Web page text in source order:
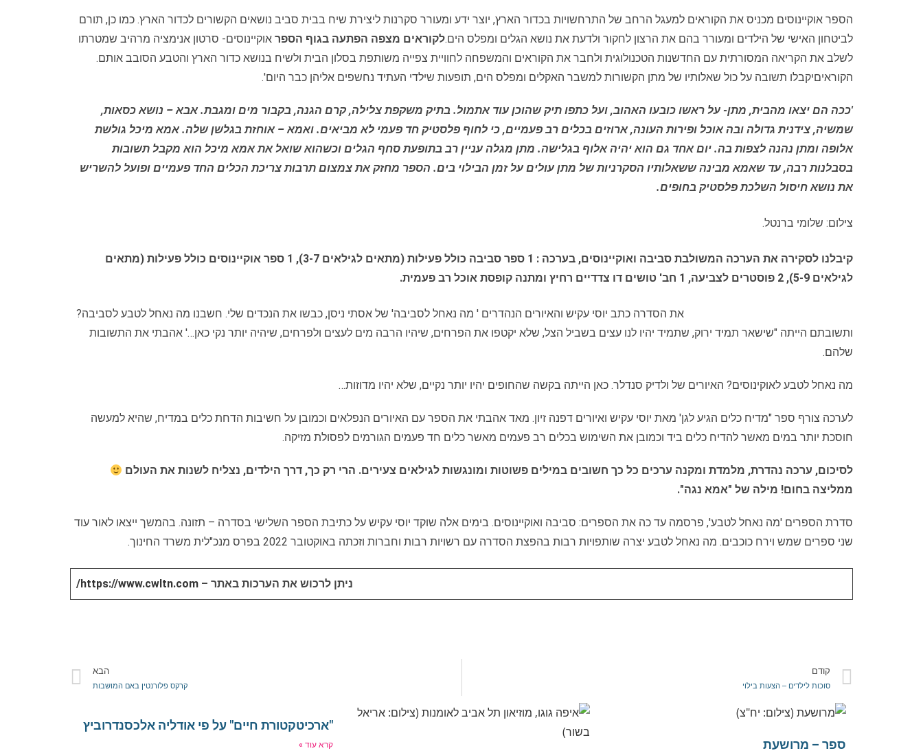
הספר אוקיינוסים מכניס את הקוראים למעגל הרחב של התרחשויות בכדור הארץ, יוצר ידע ומעורר סקרנות ליצירת שיח בבית סביב נושאים הקשורים לכדור הארץ. כמו כן, תורם
לביטחון האישי של הילדים ומעורר בהם את הרצון לחקור ולדעת את נושא הגלים ומפלס הים.לקוראים מצפה הפתעה בגוף הספר אוקיינוסים- סרטון אנימציה מרהיב שמטרתו
לשלב את הקריאה המסורתית עם החדשנות הטכנולוגית ולחבר את הקוראים והמשפחה לחוויית צפייה משותפת בסלון הבית ולשיח בנושא כדור הארץ והטבע הסובב אותם.
הקוראיםיקבלו תשובה על כול שאלותיו של מתן הקשורות למשבר האקלים ומפלס הים, תופעות שילדי העתיד נחשפים אליהן כבר היום'.
'ככה הם יצאו מהבית, מתן- על ראשו כובעו האהוב, ועל כתפו תיק שהוכן עוד אתמול. בתיק משקפת צלילה, קרם הגנה, בקבור מים ומגבת. אבא – נושא כסאות,
שמשיה, צידנית גדולה ובה אוכל ופירות העונה, ארוזים בכלים רב פעמיים, כי לחוף פלסטיק חד פעמי לא מביאים. ואמא – אוחזת בגלשן שלה. אמא מיכל גולשת
אלופה ומתן נהנה לצפות בה. יום אחד גם הוא יהיה אלוף בגלישה. מתן מגלה עניין רב בתופעת סחף הגלים וכשהוא שואל את אמא מיכל הוא מקבל תשובות
בסבלנות רבה, עד שאמא מבינה ששאלותיו הסקרניות של מתן עולים על זמן הבילוי בים. הספר מחזק את צמצום תרבות צריכת הכלים החד פעמיים ופועל להשריש
את נושא חיסול השלכת פלסטיק בחופים.
צילום: שלומי ברנטל.
קיבלנו לסקירה את הערכה המשולבת סביבה ואוקיינוסים, בערכה : 1 ספר סביבה כולל פעילות (מתאים לגילאים 3-7), 1 ספר אוקיינוסים כולל פעילות (מתאים
לגילאים 5-9), 2 פוסטרים לצביעה, 1 חב' טושים דו צדדיים רחיץ ומתנה קופסת אוכל רב פעמית.
את הסדרה כתב יוסי עקיש והאיורים הנהדרים ' מה נאחל לסביבה' של אסתי ניסן, כבשו את הנכדים שלי. חשבנו מה נאחל לטבע לסביבה?
ותשובתם הייתה "שישאר תמיד ירוק, שתמיד יהיו לנו עצים בשביל הצל, שלא יקטפו את הפרחים, שיהיו הרבה מים לעצים ולפרחים, שיהיה יותר נקי כאן…' אהבתי את התשובות
שלהם.
מה נאחל לטבע לאוקינוסים? האיורים של ולדיק סנדלר. כאן הייתה בקשה שהחופים יהיו יותר נקיים, שלא יהיו מדוזות…
לערכה צורף ספר "מדיח כלים הגיע לגן' מאת יוסי עקיש ואיורים דפנה זיון. מאד אהבתי את הספר עם האיורים הנפלאים וכמובן על חשיבות הדחת כלים במדיח, שהיא למעשה
חוסכת יותר במים מאשר להדיח כלים ביד וכמובן את השימוש בכלים רב פעמים מאשר כלים חד פעמים הגורמים לפסולת מזיקה.
לסיכום, ערכה נהדרת, מלמדת ומקנה ערכים כל כך חשובים במילים פשוטות ומונגשות לגילאים צעירים. הרי רק כך, דרך הילדים, נצליח לשנות את העולם
ממליצה בחום! מילה של "אמא נגה".
סדרת הספרים 'מה נאחל לטבע', פרסמה עד כה את הספרים: סביבה ואוקיינוסים. בימים אלה שוקד יוסי עקיש על כתיבת הספר השלישי בסדרה – תזונה. בהמשך ייצאו לאור עוד
שני ספרים שמש וירח כוכבים. מה נאחל לטבע יצרה שותפויות רבות בהפצת הסדרה עם רשויות רבות וחברות וזכתה באוקטובר 2022 בפרס מנכ"לית משרד החינוך.
ניתן לרכוש את הערכות באתר – https://www.cwltn.com/
קודם
סוכות לילדים – הצעות בילוי
הבא
קרקס פלורנטין באם המושבות
ספר – מרושעת
"ארכיטקטורת חיים" על פי אודליה אלכסנדרוביץ
קרא עוד »